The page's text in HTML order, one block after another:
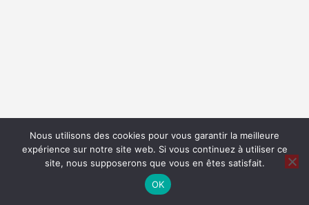
Nous utilisons des cookies pour vous garantir la meilleure
expérience sur notre site web. Si vous continuez à utiliser ce
site, nous supposerons que vous en êtes satisfait.
OK